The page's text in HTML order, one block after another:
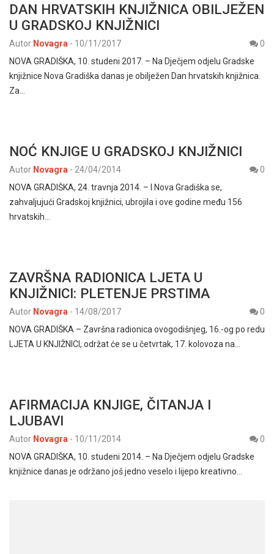
DAN HRVATSKIH KNJIŽNICA OBILJEŽEN
U GRADSKOJ KNJIŽNICI
Autor Novagra - 10/11/2017
0
NOVA GRADIŠKA, 10. studeni 2017. – Na Dječjem odjelu Gradske
knjižnice Nova Gradiška danas je obilježen Dan hrvatskih knjižnica.
Za…
NOĆ KNJIGE U GRADSKOJ KNJIŽNICI
Autor Novagra - 24/04/2014
0
NOVA GRADIŠKA, 24. travnja 2014. – I Nova Gradiška se,
zahvaljujući Gradskoj knjižnici, ubrojila i ove godine među 156
hrvatskih…
ZAVRŠNA RADIONICA LJETA U
KNJIŽNICI: PLETENJE PRSTIMA
Autor Novagra - 14/08/2017
0
NOVA GRADIŠKA – Završna radionica ovogodišnjeg, 16.-og po redu
LJETA U KNJIŽNICI, održat će se u četvrtak, 17. kolovoza na…
AFIRMACIJA KNJIGE, ČITANJA I
LJUBAVI
Autor Novagra - 10/11/2014
0
NOVA GRADIŠKA, 10. studeni 2014. – Na Dječjem odjelu Gradske
knjižnice danas je održano još jedno veselo i lijepo kreativno…